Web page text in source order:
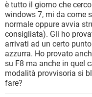
HARDWARE
INSTAGRAM
TIKTOK
HARDWARE
iOS
INSTAGRAM
TIKTOK
HARDWARE
è tutto il giorno che
windows 7, mi da come
normale oppure avvia
consigliata). Gli ho
arrivati ad un certo
azzurra. Ho provato
su F8 ma anche in quel
modalità provvisoria si
fare?